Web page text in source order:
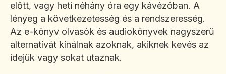
előtt, vagy heti néhány óra egy kávézóban. A
lényeg a következetesség és a rendszeresség.
Az e-könyv olvasók és audiokönyvek nagyszerű
alternatívát kínálnak azoknak, akiknek kevés az
idejük vagy sokat utaznak.